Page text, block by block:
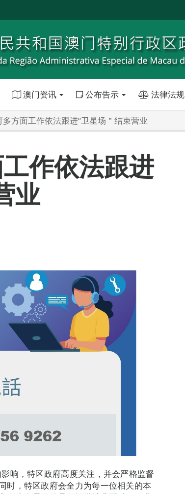
澳门资讯 公布告示 法律法规
方面工作依法跟进“卫星场＂结束营业
作依法跟进
业
响，特区政府高度关注，并会严格监督
时，特区政府会全力为每一位相关的本